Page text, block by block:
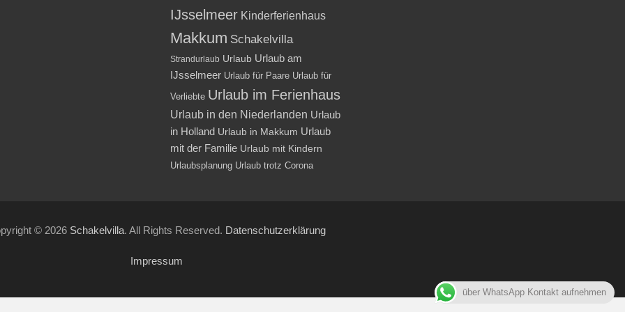
IJsselmeer Kinderferienhaus
Makkum Schakelvilla
Strandurlaub Urlaub Urlaub am
IJsselmeer Urlaub für Paare Urlaub für
Verliebte Urlaub im Ferienhaus
Urlaub in den Niederlanden Urlaub
in Holland Urlaub in Makkum Urlaub
mit der Familie Urlaub mit Kindern
Urlaubsplanung Urlaub trotz Corona
© 2026 Schakelvilla. All Rights Reserved. Datenschutzerklärung
Impressum
über WhatsApp Kontakt aufnehmen